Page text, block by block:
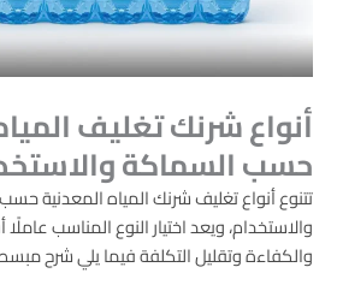
أنواع شرنك تغليف
حسب السماكة
والاستخدام، ويعد اختيار النوع المناسب
والكفاءة وتقليل التكلفة فيما يلي شرح